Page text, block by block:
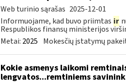
Web turinio sąrašas 2025-12-01
Informuojame, kad buvo priimtas ir
Respublikos finansų ministerijos
Metai: 2025 Mokesčių įstatymų
Kokie asmenys laikomi
lengvatos...remtiniems